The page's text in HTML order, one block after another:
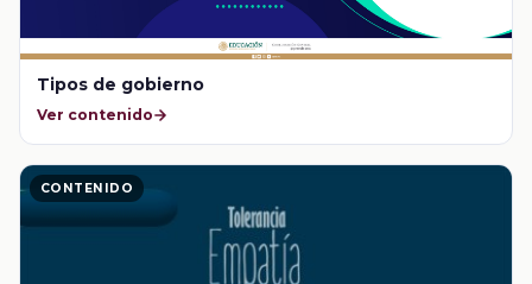
Tipos de gobierno
Ver contenido
CONTENIDO